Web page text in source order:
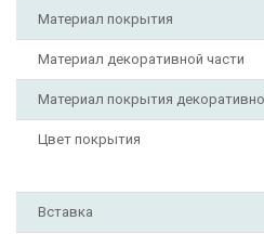
Материал покрытия
Материал декоративной части
Материал покрытия
Цвет покрытия
Вставка